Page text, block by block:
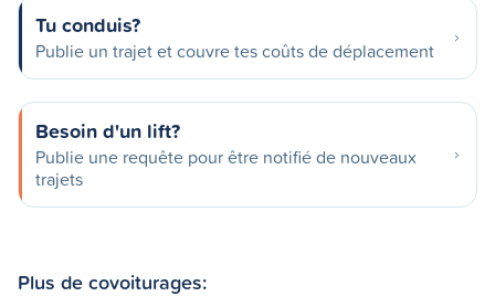
Tu conduis?
Publie un trajet et couvre tes coûts de déplacement
Besoin d'un lift?
Publie une requête pour être notifié de nouveaux
trajets
Plus de covoiturages: